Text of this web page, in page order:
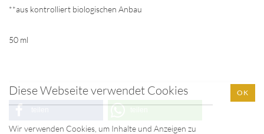
Diese Webseite verwendet Cookies
Wir verwenden Cookies, um Inhalte und Anzeigen zu
OK
**aus kontrolliert biologischen Anbau
50 ml